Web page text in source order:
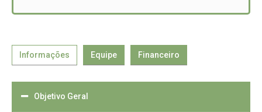
Informações Equipe Financeiro
Objetivo Geral